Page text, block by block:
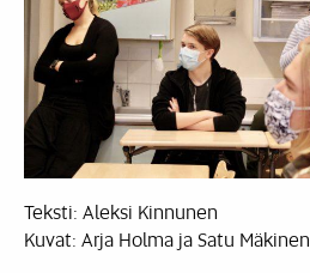
Teksti: Aleksi Kinnunen
Kuvat: Arja Holma ja Satu Mäkinen